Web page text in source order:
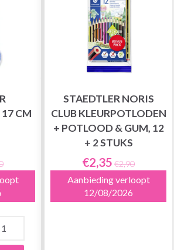
CM
STAEDTLER NORIS
CLUB KLEURPOTLODEN
+ POTLOOD & GUM, 12
+ 2 STUKS
€2,35 €2,90
Aanbieding verloopt
12/08/2026